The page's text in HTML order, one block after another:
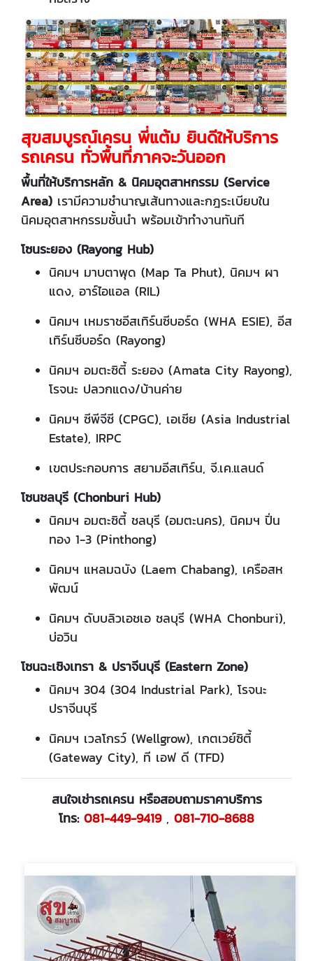
สุขสมบูรณ์เครน พี่แต้ม ยินดีให้บริการ
รถเครน ทั่วพื้นที่ภาคจะวันออก
พื้นที่ให้บริการหลัก & นิคมอุตสาหกรรม (Service
Area) เรามีความชำนาญเส้นทางและกฎระเบียบใน
นิคมอุตสาหกรรมชั้นนำ พร้อมเข้าทำงานทันที
โซนระยอง (Rayong Hub)
นิคมฯ มาบตาพุด (Map Ta Phut), นิคมฯ ผา
แดง, อาร์ไอแอล (RIL)
นิคมฯ เหมราชอีสเทิร์นซีบอร์ด (WHA ESIE), อีส
เทิร์นซีบอร์ด (Rayong)
นิคมฯ อมตะซิตี้ ระยอง (Amata City Rayong),
โรจนะ ปลวกแดง/บ้านค่าย
นิคมฯ ซีพีจีซี (CPGC), เอเชีย (Asia Industrial
Estate), IRPC
เขตประกอบการ สยามอีสเทิร์น, จี.เค.แลนด์
โซนชลบุรี (Chonburi Hub)
นิคมฯ อมตะซิตี้ ชลบุรี (อมตะนคร), นิคมฯ ปิ่น
ทอง 1-3 (Pinthong)
นิคมฯ แหลมฉบัง (Laem Chabang), เครือสห
พัฒน์
นิคมฯ ดับบลิวเอชเอ ชลบุรี (WHA Chonburi),
บ่อวิน
โซนฉะเชิงเทรา & ปราจีนบุรี (Eastern Zone)
นิคมฯ 304 (304 Industrial Park), โรจนะ
ปราจีนบุรี
นิคมฯ เวลโกรว์ (Wellgrow), เกตเวย์ซิตี้
(Gateway City), ที เอฟ ดี (TFD)
สนใจเช่ารถเครน หรือสอบถามราคาบริการ
โทร: 081-449-9419, 081-710-8688